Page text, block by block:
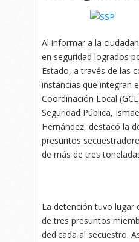
Al informar a la
en seguridad logrados
Estado, a través de las
instancias que integran
Coordinación Local
Seguridad Pública,
Hernández, destacó la
presuntos
de más de tres
La detención tuvo lugar
de tres presuntos
dedicada al secuestro.